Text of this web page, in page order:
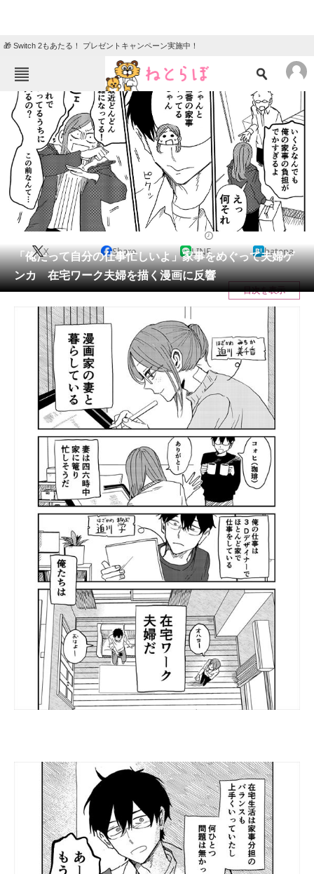
🎁 Switch 2もあたる！ プレゼントキャンペーン実施中！
ねとらぼメニュー
TOP ニュース
エンタメ クイズ
グルメ 地域
住まい 教育・育児
動物 リサーチ
会員記事
メディア
注目記事を集めた総合ページ
ITの今と未来を見通す
スマホと通信の最新トレンド
進化するPCとデバイスの未来
好きが集まる 比べて選べる
ビジネスと働き方のヒント
AI活用のいまが分かる
企業ITのトレンドを詳説
経営リーダーのコミュニティ
マーケ×ITの今がよく分かる
ITエンジニア向け専門サイト
企業向けIT製品の総合サイト
IT製品の技術・比較・事例
製造業のIT導入・活用を支援
エレクトロニクス専門サイト
電子設計の基本と応用
エネルギーの専門メディア
建設×テクノロジーの最前線
「俺だって自分の仕事忙しいよ」家事をめぐって夫婦ゲ
ンカ 在宅ワーク夫婦を描く漫画に反響
X Share LINE hatena
目次を表示